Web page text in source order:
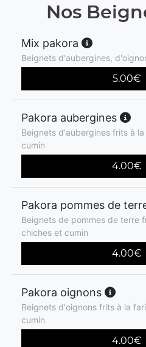
Nos
Mix pakora
Beignets d'aubergines,
5.00€
Pakora aubergines
Beignets d'aubergines frits à
cumin
4.00€
Pakora pommes de
Beignets de pommes de terre
chiches et cumin
4.00€
Pakora oignons
Beignets d'oignons frits à la
cumin
4.00€